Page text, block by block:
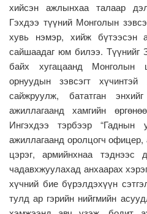
хийсэн ажлынхаа талаар
Гэхдээ түүний Монголын
хувь нэмэр, хийж бүтээсэн
сайшаадаг юм билээ.
байх хугацаанд Монголын
орнуудын зэвсэгт
сайжруулж, бататган
ажиллагаанд хамгийн
Ингэхдээ тэрбээр “Гаднын
ажиллагаанд оролцогч
цэрэг, армийнхнаа тэднээс
чадавхжуулахад анхаарах
хүчний бие бүрэлдэхүүн
тулд ар гэрийн нийгмийн